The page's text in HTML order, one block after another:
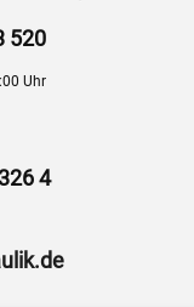
520
Uhr
4